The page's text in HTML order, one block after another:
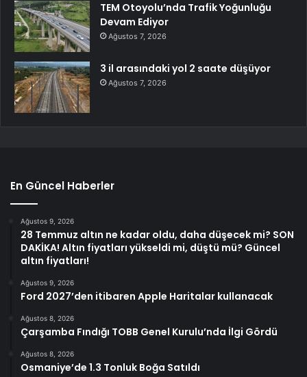
TEM Otoyolu’nda Trafik Yoğunluğu
Devam Ediyor
Ağustos 7, 2026
3 il arasındaki yol 2 saate düşüyor
Ağustos 7, 2026
En Güncel Haberler
Ağustos 9, 2026
28 Temmuz altın ne kadar oldu, daha düşecek mi? SON
DAKİKA! Altın fiyatları yükseldi mi, düştü mü? Güncel
altın fiyatları!
Ağustos 9, 2026
Ford 2027’den itibaren Apple Haritalar kullanacak
Ağustos 8, 2026
Çarşamba Fındığı TOBB Genel Kurulu’nda İlgi Gördü
Ağustos 8, 2026
Osmaniye’de 1.3 Tonluk Boğa Satıldı